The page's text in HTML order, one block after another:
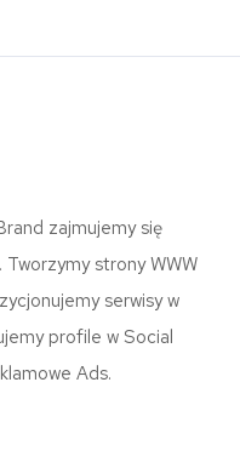
zajmujemy się
strony WWW
serwisy w
profile w Social
Ads.